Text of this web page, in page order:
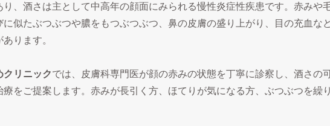
り、酒さは主として中高年の顔面にみられる慢性炎症性疾患です。赤みや
に似たぶつぶつや膿をもつぶつぶつ、鼻の皮膚の盛り上がり、目の充血な
ります。
クリニックでは、皮膚科専門医が顔の赤みの状態を丁寧に診察し、酒さの
療をご提案します。赤みが長引く方、ほてりが気になる方、ぶつぶつを繰